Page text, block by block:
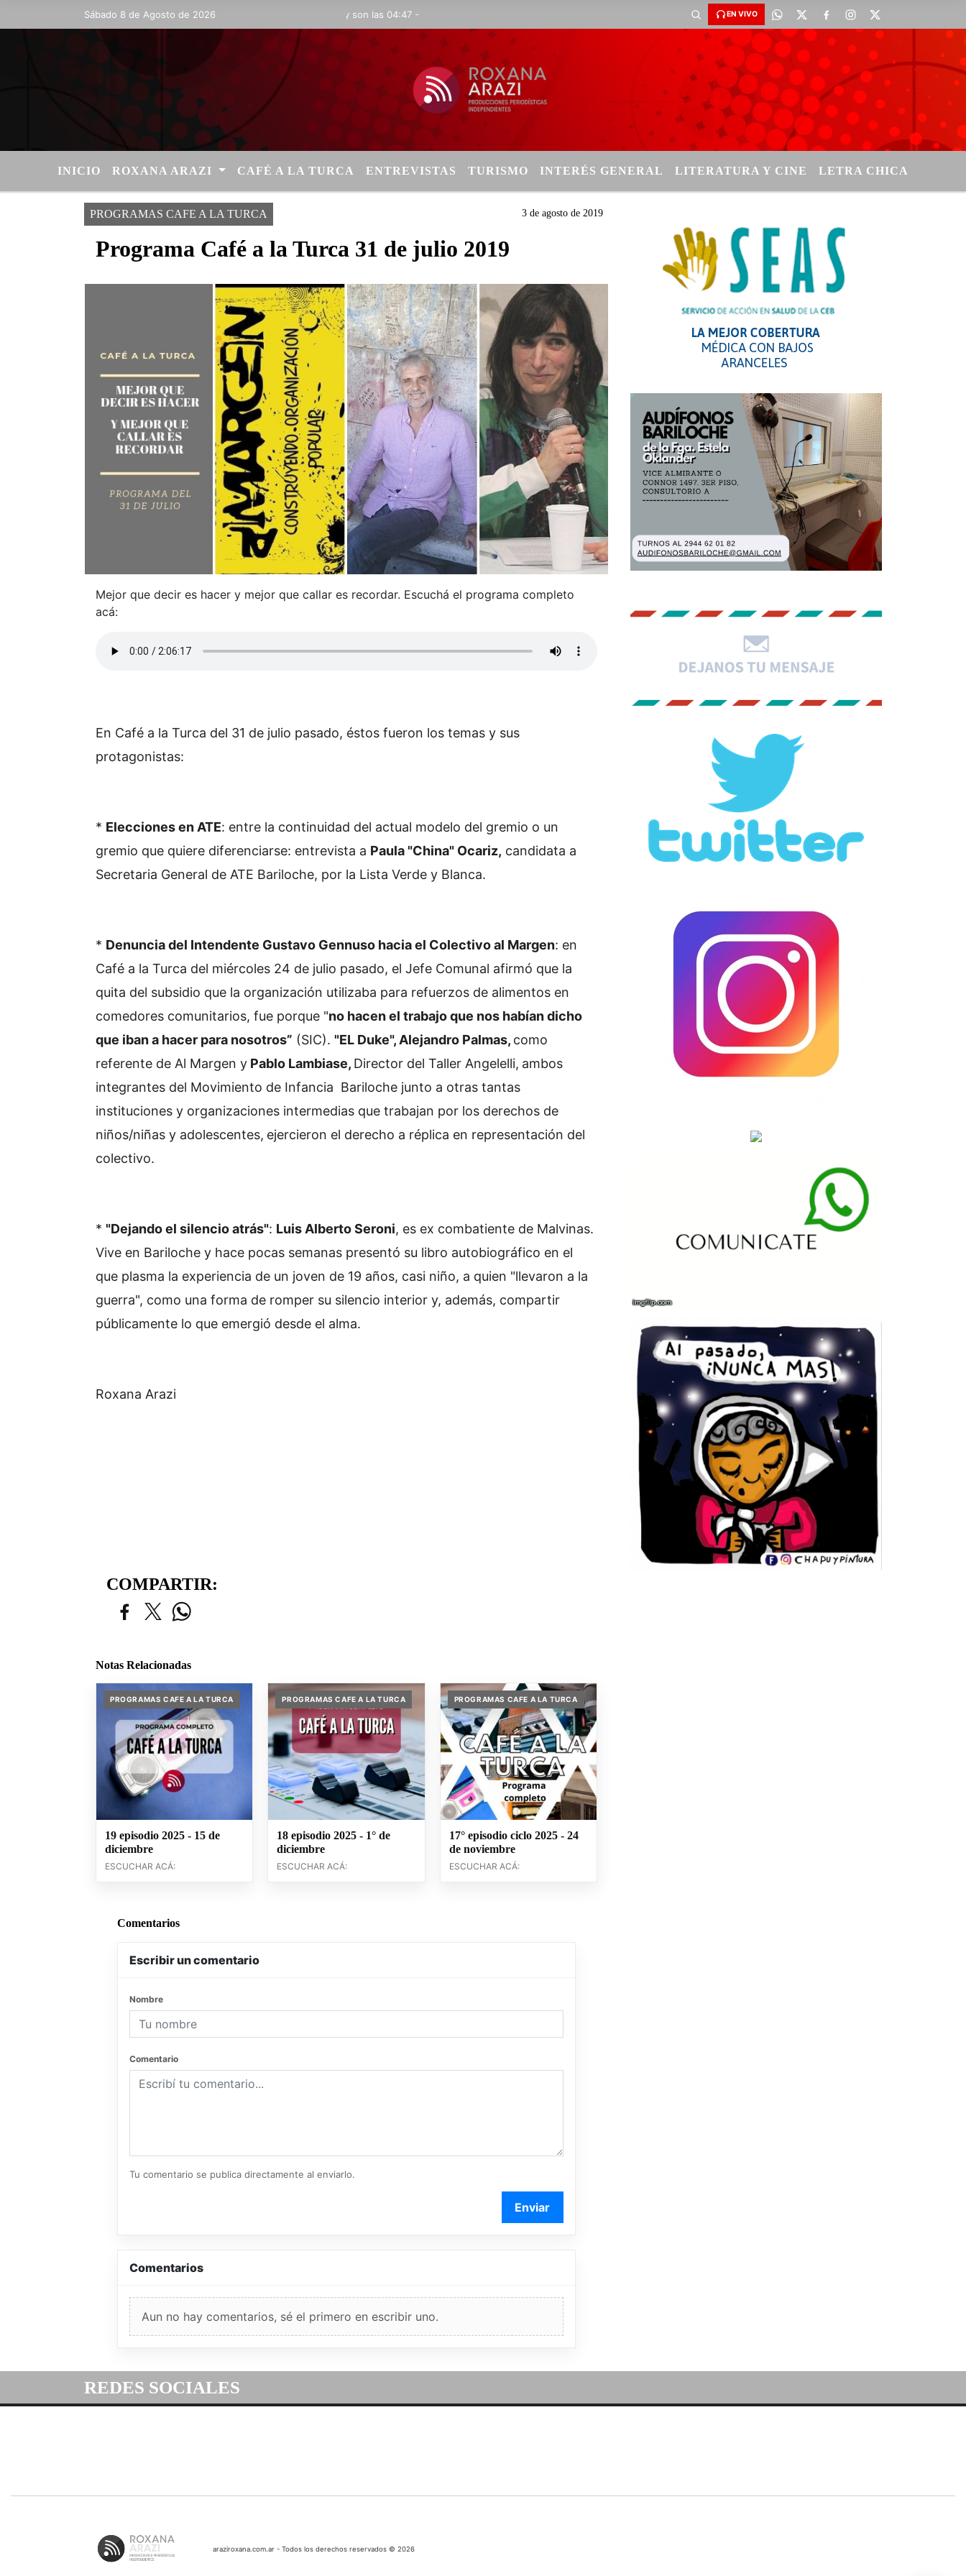
Sábado 8 de Agosto de 2026Hoy es Sábado 8 de Agosto de 2026 y son las 04:47 - EN VIVO
INICIO ROXANA ARAZI CAFÉ A LA TURCA ENTREVISTAS TURISMO INTERÉS GENERAL LITERATURA Y CINE LETRA CHICA
PROGRAMAS CAFE A LA TURCA 3 de agosto de 2019
Programa Café a la Turca 31 de julio 2019
Mejor que decir es hacer y mejor que callar es recordar. Escuchá el programa completo
acá:
En Café a la Turca del 31 de julio pasado, éstos fueron los temas y sus
protagonistas:
* Elecciones en ATE: entre la continuidad del actual modelo del gremio o un
gremio que quiere diferenciarse: entrevista a Paula "China" Ocariz, candidata a
Secretaria General de ATE Bariloche, por la Lista Verde y Blanca.
* Denuncia del Intendente Gustavo Gennuso hacia el Colectivo al Margen: en
Café a la Turca del miércoles 24 de julio pasado, el Jefe Comunal afirmó que la
quita del subsidio que la organización utilizaba para refuerzos de alimentos en
comedores comunitarios, fue porque "no hacen el trabajo que nos habían dicho
que iban a hacer para nosotros” (SIC). "EL Duke", Alejandro Palmas, como
referente de Al Margen y Pablo Lambiase, Director del Taller Angelelli, ambos
integrantes del Movimiento de Infancia Bariloche junto a otras tantas
instituciones y organizaciones intermedias que trabajan por los derechos de
niños/niñas y adolescentes, ejercieron el derecho a réplica en representación del
colectivo.
* "Dejando el silencio atrás": Luis Alberto Seroni, es ex combatiente de Malvinas.
Vive en Bariloche y hace pocas semanas presentó su libro autobiográfico en el
que plasma la experiencia de un joven de 19 años, casi niño, a quien "llevaron a la
guerra", como una forma de romper su silencio interior y, además, compartir
públicamente lo que emergió desde el alma.
Roxana Arazi
COMPARTIR:
Notas Relacionadas
PROGRAMAS CAFE A LA TURCA
19 episodio 2025 - 15 de
diciembre
ESCUCHAR ACÁ:
PROGRAMAS CAFE A LA TURCA
18 episodio 2025 - 1° de
diciembre
ESCUCHAR ACÁ:
PROGRAMAS CAFE A LA TURCA
17° episodio ciclo 2025 - 24
de noviembre
ESCUCHAR ACÁ:
Comentarios
Escribir un comentario
Nombre
Comentario
Tu comentario se publica directamente al enviarlo.
Enviar
Comentarios
Aun no hay comentarios, sé el primero en escribir uno.
REDES SOCIALES
araziroxana.com.ar - Todos los derechos reservados © 2026